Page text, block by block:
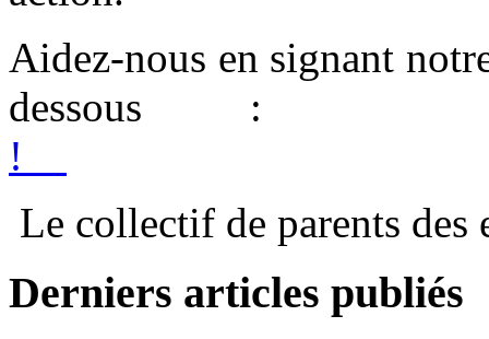
Aidez-nous en signant
!
Le collectif de parents des
Derniers articles publiés